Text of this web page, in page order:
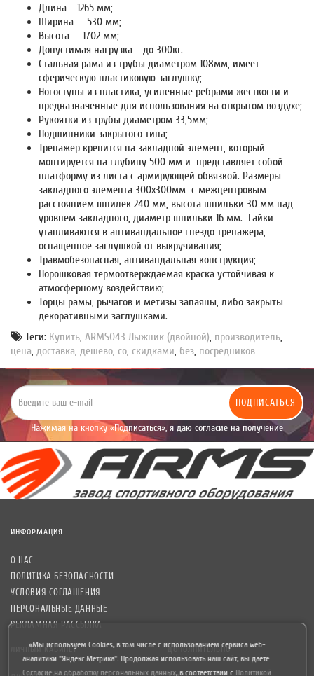
Длина – 1265 мм;
Ширина – 530 мм;
Высота – 1702 мм;
Допустимая нагрузка – до 300кг.
Стальная рама из трубы диаметром 108мм, имеет
сферическую пластиковую заглушку;
Ногоступы из пластика, усиленные ребрами жесткости и
предназначенные для использования на открытом воздухе;
Рукоятки из трубы диаметром 33,5мм;
Подшипники закрытого типа;
Тренажер крепится на закладной элемент, который
монтируется на глубину 500 мм и представляет собой
платформу из листа с армирующей обвязкой. Размеры
закладного элемента 300х300мм с межцентровым
расстоянием шпилек 240 мм, высота шпильки 30 мм над
уровнем закладного, диаметр шпильки 16 мм. Гайки
утапливаются в антивандальное гнездо тренажера,
оснащенное заглушкой от выкручивания;
Травмобезопасная, антивандальная конструкция;
Порошковая термоотверждаемая краска устойчивая к
атмосферному воздействию;
Торцы рамы, рычагов и метизы запаяны, либо закрыты
декоративными заглушками.
Теги: Купить, ARMS043 Лыжник (двойной), производитель,
цена, доставка, дешево, со, скидками, без, посредников
ПОДПИСАТЬСЯ
Нажимая на кнопку «Подписаться», я даю согласие на получение
уведомлений рекламного характера.
ИНФОРМАЦИЯ
О НАС
ПОЛИТИКА БЕЗОПАСНОСТИ
УСЛОВИЯ СОГЛАШЕНИЯ
ПЕРСОНАЛЬНЫЕ ДАННЫЕ
РЕКЛАМНАЯ РАССЫЛКА
ЛИЧНЫЙ КАБИНЕТ ДОПОЛНИТЕЛЬНО
«Мы используем Cookies, в том числе с использованием сервиса web-
аналитики "Яндекс.Метрика". Продолжая использовать наш сайт, вы даете
Согласие на обработку персональных данных,в соответствии с Политикой